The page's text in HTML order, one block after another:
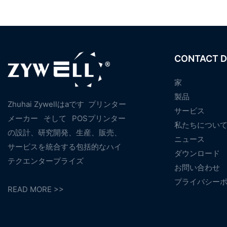
Zhuhai Zywellはaです プリンター
メーカー
そして
POSプリンター
の設計、研究開発、生産、販売、
サービスを統合する包括的なハイ
テクエンタープライズ
READ MORE >>
CONTACT
家
製品
サービス
私たちについて
ニュース
ダウンロード
お問い合わせ
プライバシー